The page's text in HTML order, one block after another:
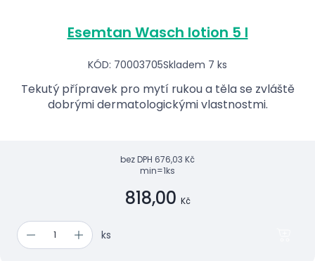
Esemtan Wasch lotion 5 l
KÓD: 70003705Skladem 7 ks
Tekutý přípravek pro mytí rukou a těla se zvláště
dobrými dermatologickými vlastnostmi.
bez DPH 676,03 Kč
min=1ks
818,00 Kč
ks